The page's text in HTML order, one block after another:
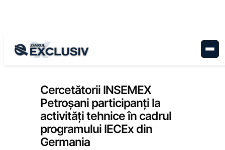
Stiri la zi
Cercetătorii INSEMEX
Petroșani participanți la
activități tehnice în cadrul
programului IECEx din
Germania